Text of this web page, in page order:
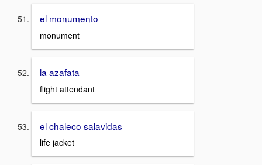
el monumento
monument
la azafata
flight attendant
el chaleco salavidas
life jacket